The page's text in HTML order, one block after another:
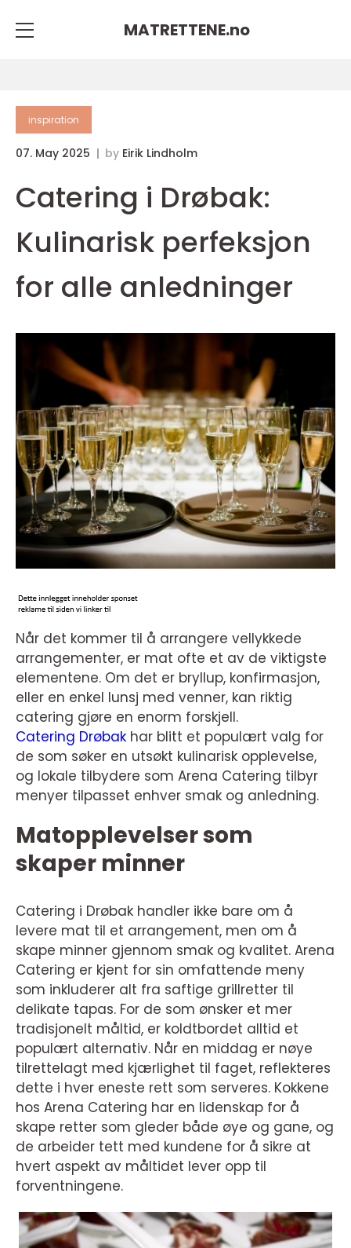
MATRETTENE.no
inspiration
07. May 2025 by Eirik Lindholm
Catering i Drøbak:
Kulinarisk perfeksjon
for alle anledninger
Når det kommer til å arrangere vellykkede
arrangementer, er mat ofte et av de viktigste
elementene. Om det er bryllup, konfirmasjon,
eller en enkel lunsj med venner, kan riktig
catering gjøre en enorm forskjell.
Catering Drøbak har blitt et populært valg for
de som søker en utsøkt kulinarisk opplevelse,
og lokale tilbydere som Arena Catering tilbyr
menyer tilpasset enhver smak og anledning.
Matopplevelser som
skaper minner
Catering i Drøbak handler ikke bare om å
levere mat til et arrangement, men om å
skape minner gjennom smak og kvalitet. Arena
Catering er kjent for sin omfattende meny
som inkluderer alt fra saftige grillretter til
delikate tapas. For de som ønsker et mer
tradisjonelt måltid, er koldtbordet alltid et
populært alternativ. Når en middag er nøye
tilrettelagt med kjærlighet til faget, reflekteres
dette i hver eneste rett som serveres. Kokkene
hos Arena Catering har en lidenskap for å
skape retter som gleder både øye og gane, og
de arbeider tett med kundene for å sikre at
hvert aspekt av måltidet lever opp til
forventningene.